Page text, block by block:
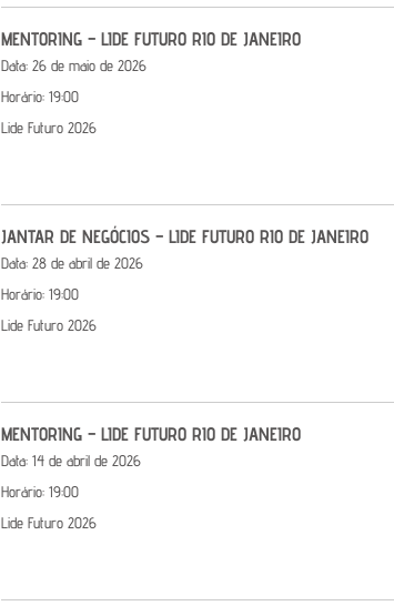
MENTORING – LIDE FUTURO RIO DE JANEIRO
Data:26 de maio de 2026
Horário:19:00
Lide Futuro 2026
JANTAR DE NEGÓCIOS – LIDE FUTURO RIO DE JANEIRO
Data:28 de abril de 2026
Horário:19:00
Lide Futuro 2026
MENTORING – LIDE FUTURO RIO DE JANEIRO
Data:14 de abril de 2026
Horário:19:00
Lide Futuro 2026